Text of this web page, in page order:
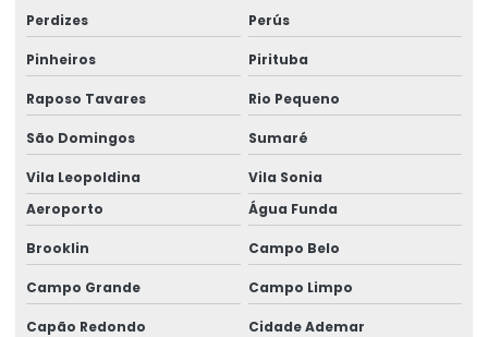
Desembaraço aduaneiro em sp
Desembaraço aduaneiro valor
Despachante de aduana e comércio internacional
Despachante de aduana internacional
Despachante aduaneiro
Despachante aduaneiro e agente de carga
Despachante aduaneiro comércio exterior
Despachante aduaneiro custo
Perdizes Perús
Pinheiros Pirituba
Raposo Tavares Rio Pequeno
São Domingos Sumaré
Vila Leopoldina
Vila Sonia
Aeroporto
Água Funda
Brooklin Campo Belo
Campo Grande Campo Limpo
Capão Redondo Cidade Ademar